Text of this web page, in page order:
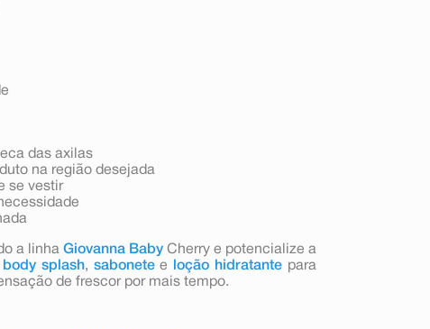
das axilas
na região desejada
se vestir
a linha Giovanna Baby Cherry e potencialize a
body splash, sabonetee loção hidratante para
de frescor por mais tempo.